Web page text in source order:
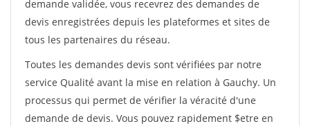
demande validée, vous recevrez des demandes de
devis enregistrées depuis les plateformes et sites de
tous les partenaires du réseau.
Toutes les demandes devis sont vérifiées par notre
service Qualité avant la mise en relation à Gauchy. Un
processus qui permet de vérifier la véracité d'une
demande de devis. Vous pouvez rapidement $etre en